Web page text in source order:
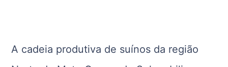
A cadeia produtiva de suínos da região